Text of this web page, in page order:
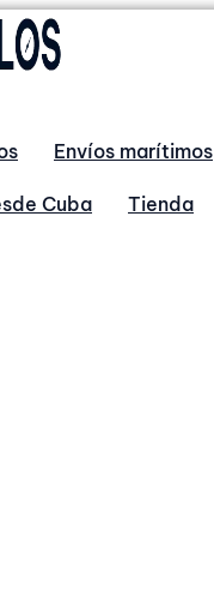
Envíos marítimos
Cuba Tienda